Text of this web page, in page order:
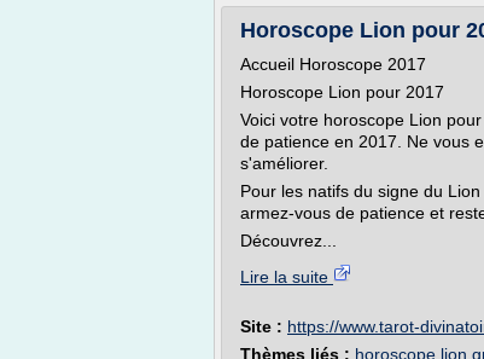
Horoscope Lion pour
Accueil Horoscope 2017
Horoscope Lion pour 2017
Voici votre horoscope Lion
de patience en 2017. Ne vous
s'améliorer.
Pour les natifs du signe du
armez-vous de patience et
Découvrez...
Lire la suite
Site : https://www.tarot-
Thèmes liés : horoscope lion